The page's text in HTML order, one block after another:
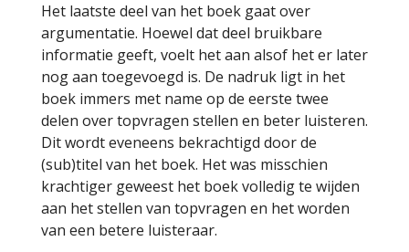
Het laatste deel van het boek gaat over
argumentatie. Hoewel dat deel bruikbare
informatie geeft, voelt het aan alsof het er later
nog aan toegevoegd is. De nadruk ligt in het
boek immers met name op de eerste twee
delen over topvragen stellen en beter luisteren.
Dit wordt eveneens bekrachtigd door de
(sub)titel van het boek. Het was misschien
krachtiger geweest het boek volledig te wijden
aan het stellen van topvragen en het worden
van een betere luisteraar.